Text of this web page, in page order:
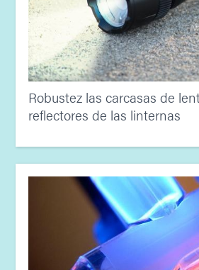
Robustez las carcasas de
reflectores de las linternas